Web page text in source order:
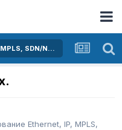
Активное оборудование Ethernet, IP, MPLS, SDN/NFV...
Ethernet, IP, MPLS,